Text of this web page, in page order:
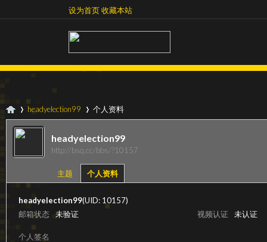
收藏本站设为首页收藏本站
›
headyelection99 个人资料
headyelection99
http://bsq.cc/bbs/?10157
主题 个人资料
headyelection99(UID: 10157)
邮箱状态
未验证 视频认证 未认证
个人签名